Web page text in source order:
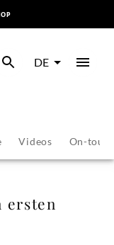
DE
Videos On-tour
ersten